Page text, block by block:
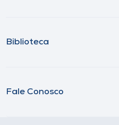
Biblioteca
Fale Conosco